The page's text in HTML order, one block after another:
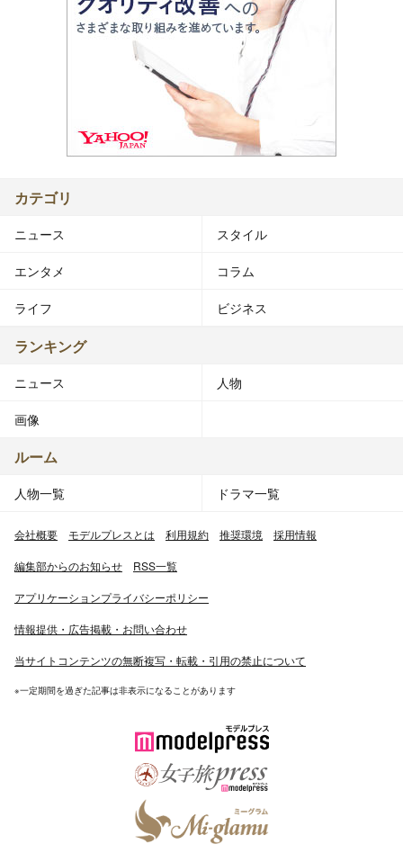
カテゴリ
ニュース スタイル
エンタメ コラム
ライフ ビジネス
ランキング
ニュース 人物
画像
ルーム
人物一覧 ドラマ一覧
会社概要 モデルプレスとは 利用規約 推奨環境 採用情報
編集部からのお知らせ RSS一覧
アプリケーションプライバシーポリシー
情報提供・広告掲載・お問い合わせ
当サイトコンテンツの無断複写・転載・引用の禁止について
※一定期間を過ぎた記事は非表示になることがあります